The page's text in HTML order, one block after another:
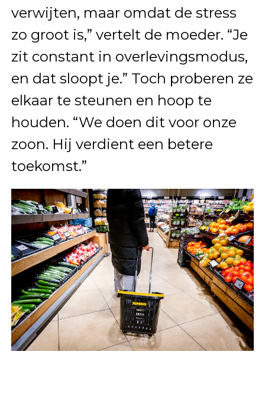
verwijten, maar omdat de stress
zo groot is,” vertelt de moeder. “Je
zit constant in overlevingsmodus,
en dat sloopt je.” Toch proberen ze
elkaar te steunen en hoop te
houden. “We doen dit voor onze
zoon. Hij verdient een betere
toekomst.”